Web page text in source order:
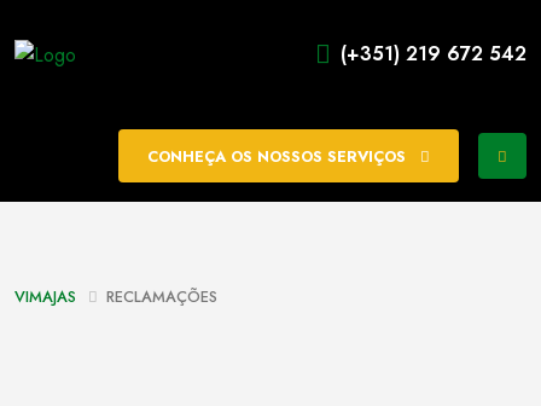
(+351) 219 672 542
CONHEÇA OS NOSSOS SERVIÇOS
VIMAJAS RECLAMAÇÕES